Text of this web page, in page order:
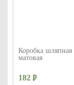
Коробка шляпная
матовая
182